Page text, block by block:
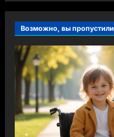
Возможно, вы пропустили